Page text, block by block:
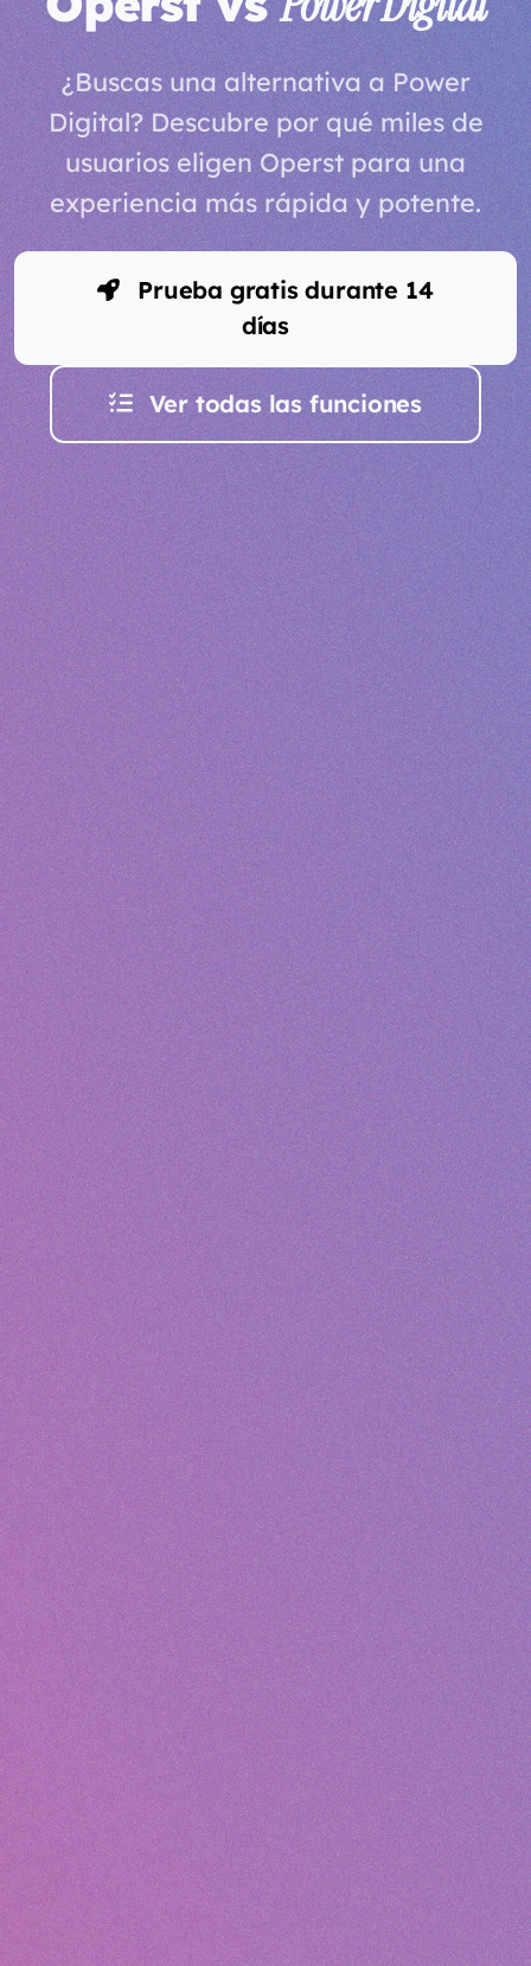
¿Buscas una alternativa a Power
Digital? Descubre por qué miles de
usuarios eligen Operst para una
experiencia más rápida y potente.
Prueba gratis durante 14
días
Ver todas las funciones